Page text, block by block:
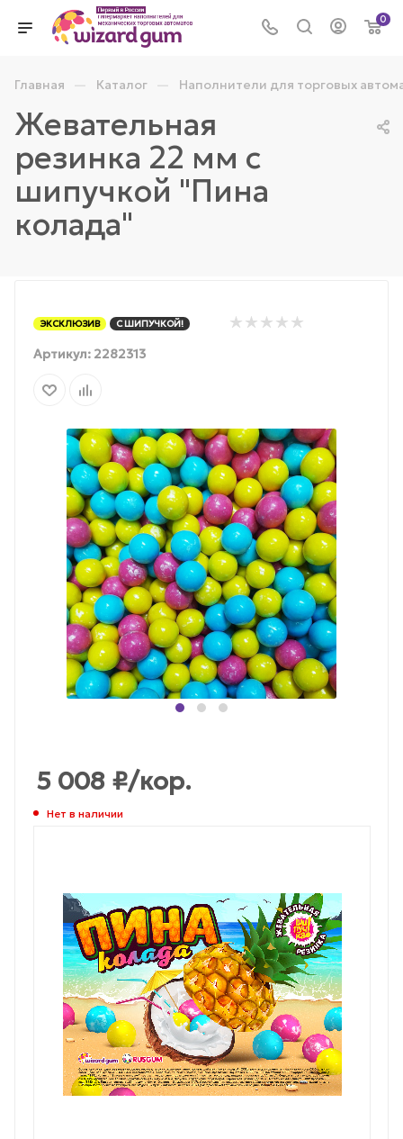
0
Главная — Каталог — Наполнители для торговых
Жевательная
резинка 22 мм с
шипучкой "Пина
колада"
ЭКСКЛЮЗИВ С ШИПУЧКОЙ!
Артикул: 2282313
5 008 ₽/кор.
Нет в наличии